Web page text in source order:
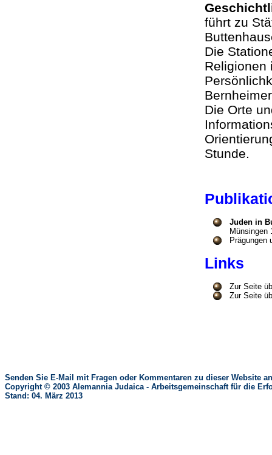
führt zu
Die
Religionen
Die Orte
Stunde.
Juden in
Münsingen
Prägungen
Links
Zur Seite
Zur Seite
Senden Sie E-Mail mit Fragen oder Kommentaren zu dieser Website
Copyright © 2003 Alemannia Judaica - Arbeitsgemeinschaft für die
Stand: 04. März 2013